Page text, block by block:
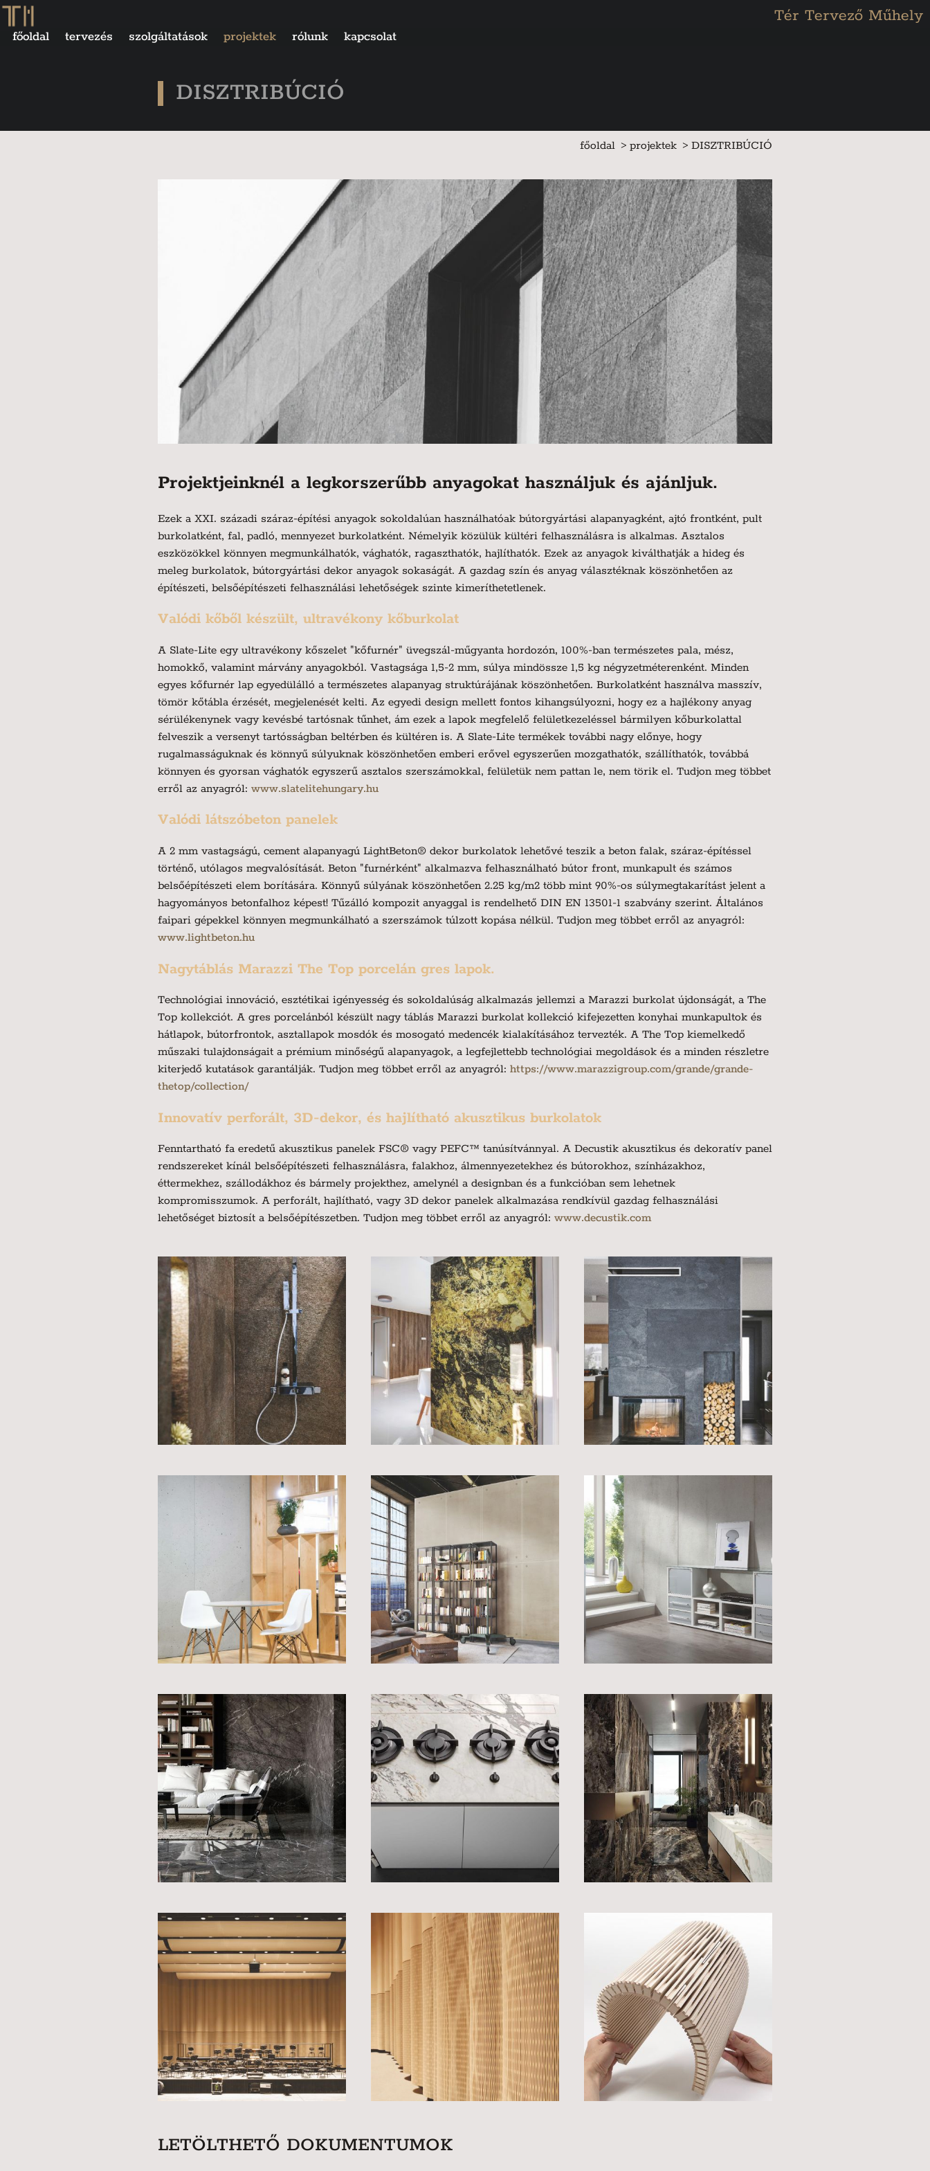
Tér Tervező Műhely
főoldal tervezés szolgáltatások projektek rólunk kapcsolat
DISZTRIBÚCIÓ
főoldal projektek DISZTRIBÚCIÓ
Projektjeinknél a legkorszerűbb anyagokat használjuk és ajánljuk.
Ezek a XXI. századi száraz-építési anyagok sokoldalúan használhatóak bútorgyártási alapanyagként, ajtó frontként, pult
burkolatként, fal, padló, mennyezet burkolatként. Némelyik közülük kültéri felhasználásra is alkalmas. Asztalos
eszközökkel könnyen megmunkálhatók, vághatók, ragaszthatók, hajlíthatók. Ezek az anyagok kiválthatják a hideg és
meleg burkolatok, bútorgyártási dekor anyagok sokaságát. A gazdag szín és anyag választéknak köszönhetően az
építészeti, belsőépítészeti felhasználási lehetőségek szinte kimeríthetetlenek.
Valódi kőből készült, ultravékony kőburkolat
A Slate-Lite egy ultravékony kőszelet "kőfurnér" üvegszál-műgyanta hordozón, 100%-ban természetes pala, mész,
homokkő, valamint márvány anyagokból. Vastagsága 1,5-2 mm, súlya mindössze 1,5 kg négyzetméterenként. Minden
egyes kőfurnér lap egyedülálló a természetes alapanyag struktúrájának köszönhetően. Burkolatként használva masszív,
tömör kőtábla érzését, megjelenését kelti. Az egyedi design mellett fontos kihangsúlyozni, hogy ez a hajlékony anyag
sérülékenynek vagy kevésbé tartósnak tűnhet, ám ezek a lapok megfelelő felületkezeléssel bármilyen kőburkolattal
felveszik a versenyt tartósságban beltérben és kültéren is. A Slate-Lite termékek további nagy előnye, hogy
rugalmasságuknak és könnyű súlyuknak köszönhetően emberi erővel egyszerűen mozgathatók, szállíthatók, továbbá
könnyen és gyorsan vághatók egyszerű asztalos szerszámokkal, felületük nem pattan le, nem törik el. Tudjon meg többet
erről az anyagról: www.slatelitehungary.hu
Valódi látszóbeton panelek
A 2 mm vastagságú, cement alapanyagú LightBeton® dekor burkolatok lehetővé teszik a beton falak, száraz-építéssel
történő, utólagos megvalósítását. Beton "furnérként" alkalmazva felhasználható bútor front, munkapult és számos
belsőépítészeti elem borítására. Könnyű súlyának köszönhetően 2.25 kg/m2 több mint 90%-os súlymegtakarítást jelent a
hagyományos betonfalhoz képest! Tűzálló kompozit anyaggal is rendelhető DIN EN 13501-1 szabvány szerint. Általános
faipari gépekkel könnyen megmunkálható a szerszámok túlzott kopása nélkül. Tudjon meg többet erről az anyagról:
www.lightbeton.hu
Nagytáblás Marazzi The Top porcelán gres lapok.
Technológiai innováció, esztétikai igényesség és sokoldalúság alkalmazás jellemzi a Marazzi burkolat újdonságát, a The
Top kollekciót. A gres porcelánból készült nagy táblás Marazzi burkolat kollekció kifejezetten konyhai munkapultok és
hátlapok, bútorfrontok, asztallapok mosdók és mosogató medencék kialakításához tervezték. A The Top kiemelkedő
műszaki tulajdonságait a prémium minőségű alapanyagok, a legfejlettebb technológiai megoldások és a minden részletre
kiterjedő kutatások garantálják. Tudjon meg többet erről az anyagról: https://www.marazzigroup.com/grande/grande-
thetop/collection/
Innovatív perforált, 3D-dekor, és hajlítható akusztikus burkolatok
Fenntartható fa eredetű akusztikus panelek FSC® vagy PEFC™ tanúsítvánnyal. A Decustik akusztikus és dekoratív panel
rendszereket kínál belsőépítészeti felhasználásra, falakhoz, álmennyezetekhez és bútorokhoz, színházakhoz,
éttermekhez, szállodákhoz és bármely projekthez, amelynél a designban és a funkcióban sem lehetnek
kompromisszumok. A perforált, hajlítható, vagy 3D dekor panelek alkalmazása rendkívül gazdag felhasználási
lehetőséget biztosít a belsőépítészetben. Tudjon meg többet erről az anyagról: www.decustik.com
LETÖLTHETŐ DOKUMENTUMOK